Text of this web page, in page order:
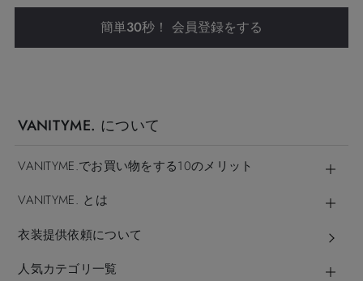
簡単30秒！ 会員登録をする
VANITYME. について
VANITYME.でお買い物をする10のメリット
VANITYME. とは
衣装提供依頼について
人気カテゴリ一覧